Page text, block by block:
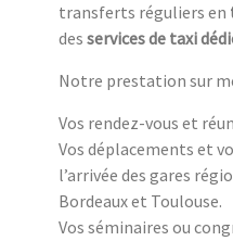
transferts réguliers en
des services de taxi
Notre prestation sur
Vos rendez-vous et
Vos déplacements et
l’arrivée des gares
Bordeaux et Toulouse.
Vos séminaires ou